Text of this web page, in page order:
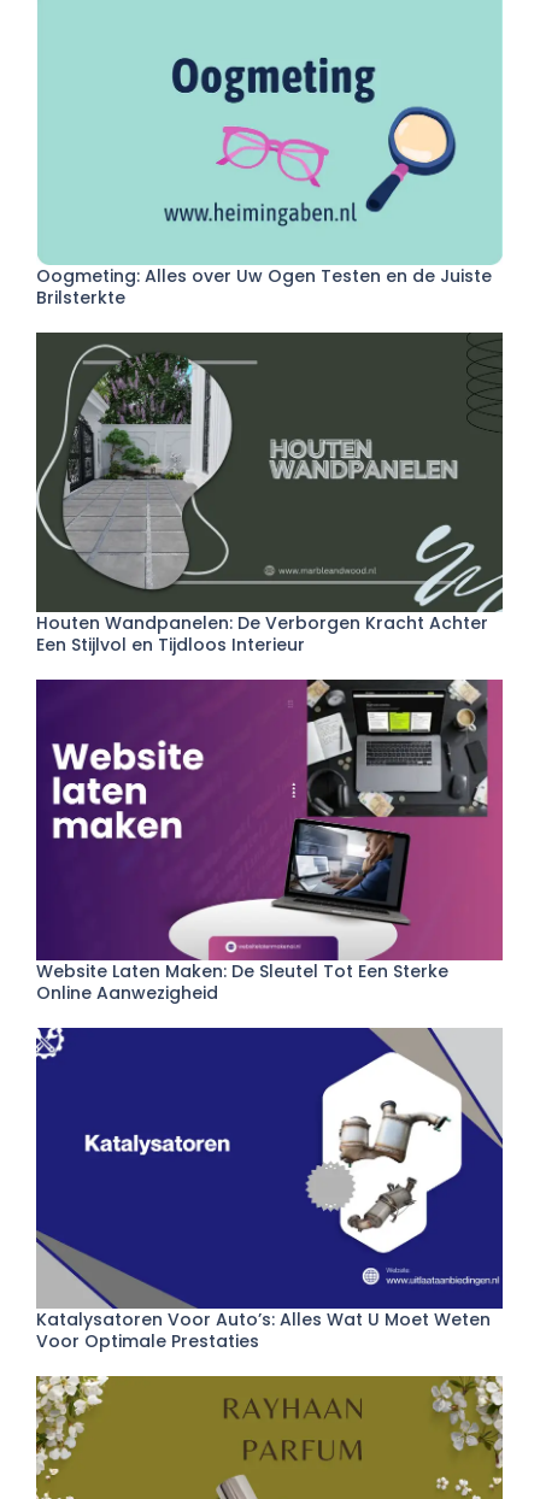
Oogmeting: Alles over Uw Ogen Testen en de Juiste
Brilsterkte
Houten Wandpanelen: De Verborgen Kracht Achter
Een Stijlvol en Tijdloos Interieur
Website Laten Maken: De Sleutel Tot Een Sterke
Online Aanwezigheid
Katalysatoren Voor Auto’s: Alles Wat U Moet Weten
Voor Optimale Prestaties